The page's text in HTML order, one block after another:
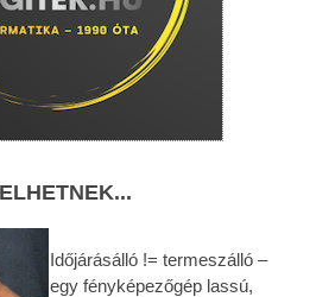
Időjárásálló != termeszálló –
egy fényképezőgép lassú,